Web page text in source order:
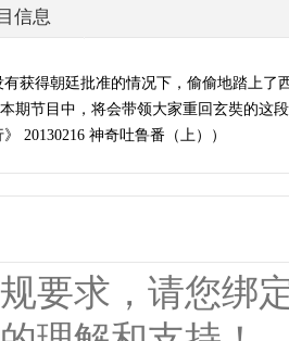
信息
获得朝廷批准的情况下，偷偷地踏上
期节目中，将会带领大家重回玄奘的这
20130216 神奇吐鲁番（上））